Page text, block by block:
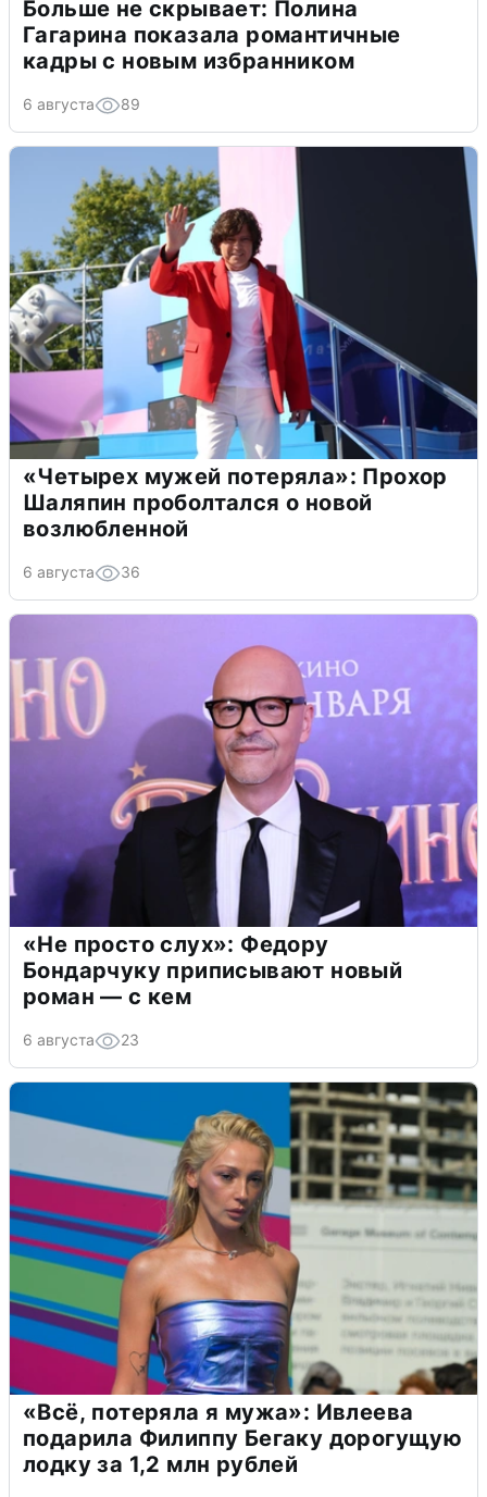
Больше не скрывает: Полина
Гагарина показала романтичные
кадры с новым избранником
6 августа 89
«Четырех мужей потеряла»: Прохор
Шаляпин проболтался о новой
возлюбленной
6 августа 36
«Не просто слух»: Федору
Бондарчуку приписывают новый
роман — с кем
6 августа 23
«Всё, потеряла я мужа»: Ивлеева
подарила Филиппу Бегаку дорогущую
лодку за 1,2 млн рублей